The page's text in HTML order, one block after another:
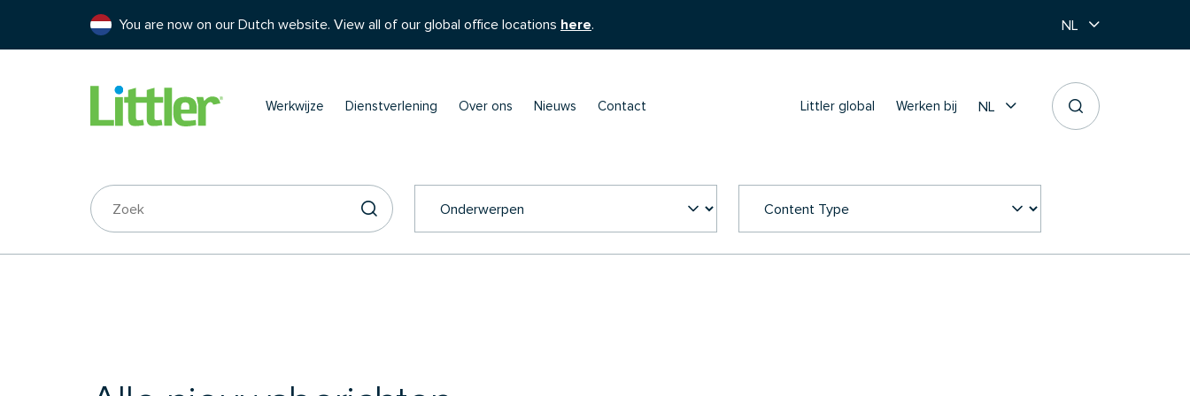
You are now on our Dutch website. View all of our global office locations here. NL
Werkwijze Dienstverlening Over ons Nieuws Contact Littler global Werken bij NL